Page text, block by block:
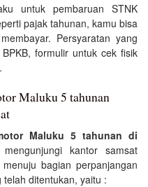
untuk pembaruan STNK
pajak tahunan, kamu bisa
Persyaratan yang
formulir untuk cek fisik
Maluku 5 tahunan
Maluku 5 tahunan di
kantor samsat
bagian perpanjangan
ditentukan, yaitu :